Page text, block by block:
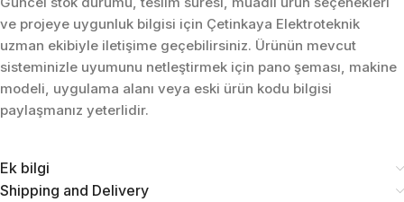
ve projeye uygunluk bilgisi için Çetinkaya Elektroteknik
uzman ekibiyle iletişime geçebilirsiniz. Ürünün mevcut
sisteminizle uyumunu netleştirmek için pano şeması, makine
modeli, uygulama alanı veya eski ürün kodu bilgisi
paylaşmanız yeterlidir.
Ek bilgi
Shipping and Delivery